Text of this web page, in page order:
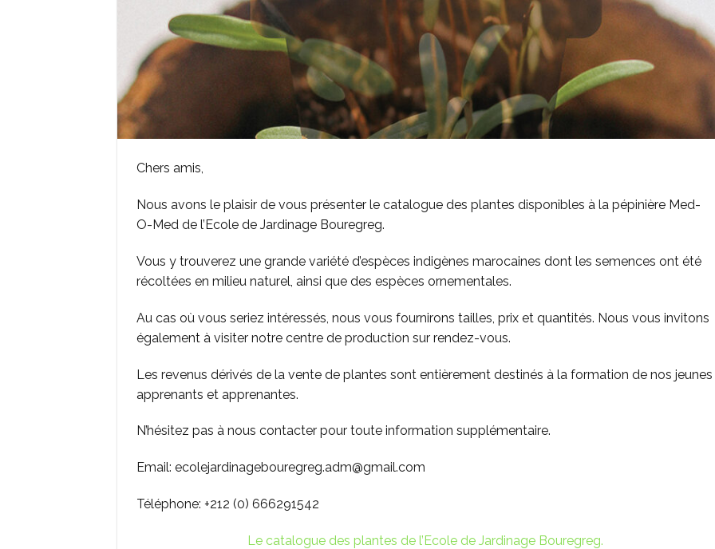
Chers amis,
Nous avons le plaisir de vous présenter le catalogue des plantes disponibles à la pépinière Med-
O-Med de l’Ecole de Jardinage Bouregreg.
Vous y trouverez une grande variété d’espèces indigènes marocaines dont les semences ont été
récoltées en milieu naturel, ainsi que des espèces ornementales.
Au cas où vous seriez intéressés, nous vous fournirons tailles, prix et quantités. Nous vous invitons
également à visiter notre centre de production sur rendez-vous.
Les revenus dérivés de la vente de plantes sont entièrement destinés à la formation de nos jeunes
apprenants et apprenantes.
N’hésitez pas à nous contacter pour toute information supplémentaire.
Email: ecolejardinagebouregreg.adm@gmail.com
Téléphone: +212 (0) 666291542
Le catalogue des plantes de l’Ecole de Jardinage Bouregreg.